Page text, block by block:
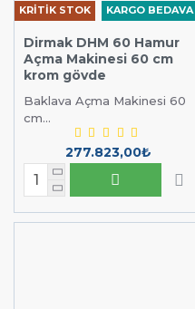
KARGO BEDAVA
KRİTİK STOK
Dirmak DHM 60 Hamur
Açma Makinesi 60 cm
krom gövde
Baklava Açma Makinesi 60
cm...
277.823,00₺